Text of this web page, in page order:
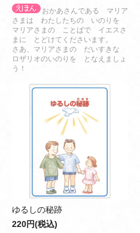
おかあさんである マリア
さまは わたしたちの いのりを
マリアさまの ことばで イエスさ
まに とどけてくださいます。
さあ、マリアさまの だいすきな
ロザリオのいのりを となえましょ
う！
ゆるしの秘跡
220円(税込)